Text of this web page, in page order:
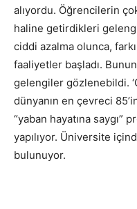
alıyordu. Öğrencilerin
haline getirdikleri
ciddi azalma olunca,
faaliyetler başladı.
gelengiler gözlenebildi.
dünyanın en çevreci
“yaban hayatına
yapılıyor. Üniversite
bulunuyor.